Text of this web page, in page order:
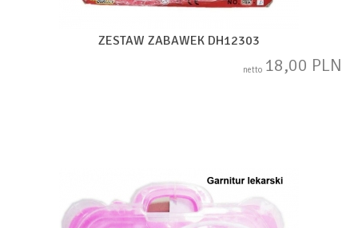
ZESTAW ZABAWEK DH12303
netto 18,00 PLN